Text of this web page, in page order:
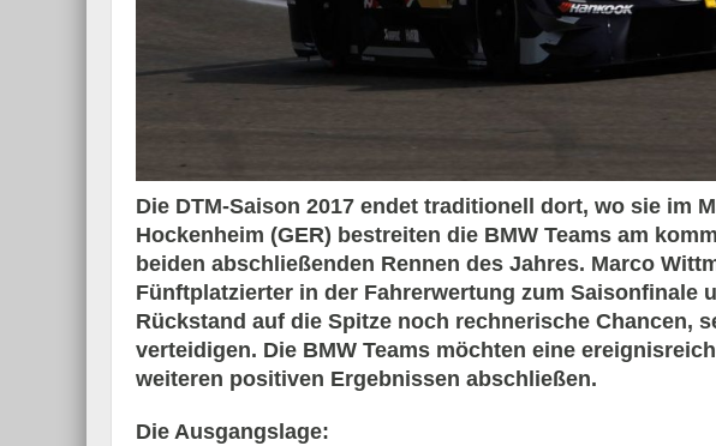
Die DTM-Saison 2017 endet traditionell dort, wo sie im
Hockenheim (GER) bestreiten die BMW Teams am
beiden abschließenden Rennen des Jahres. Marco
Fünftplatzierter in der Fahrerwertung zum Saisonfinale
Rückstand auf die Spitze noch rechnerische Chancen,
verteidigen. Die BMW Teams möchten eine
weiteren positiven Ergebnissen abschließen.
Die Ausgangslage:
Essai – Morgan Supersport